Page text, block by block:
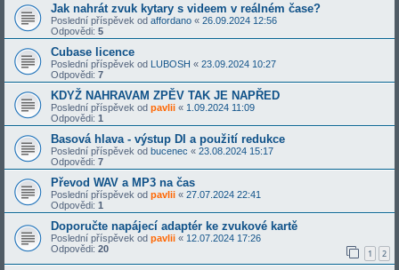
Jak nahrát zvuk kytary s videem v reálném čase?
Poslední příspěvek od affordano « 26.09.2024 12:56
Odpovědi: 5
Cubase licence
Poslední příspěvek od LUBOSH « 23.09.2024 10:27
Odpovědi: 7
KDYŽ NAHRAVAM ZPĚV TAK JE NAPŘED
Poslední příspěvek od pavlii « 1.09.2024 11:09
Odpovědi: 1
Basová hlava - výstup DI a použití redukce
Poslední příspěvek od bucenec « 23.08.2024 15:17
Odpovědi: 7
Převod WAV a MP3 na čas
Poslední příspěvek od pavlii « 27.07.2024 22:41
Odpovědi: 1
Doporučte napájecí adaptér ke zvukové kartě
Poslední příspěvek od pavlii « 12.07.2024 17:26
Odpovědi: 20 1 2